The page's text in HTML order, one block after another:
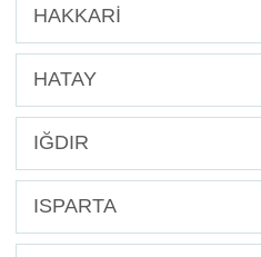
HAKKARİ
HATAY
IĞDIR
ISPARTA